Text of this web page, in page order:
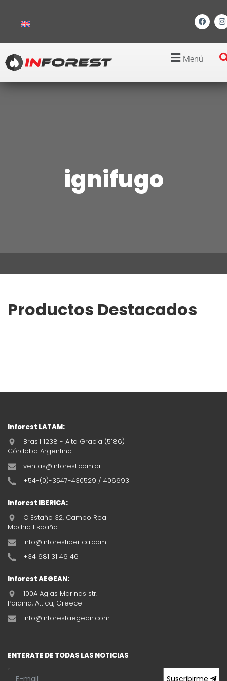
Menú
ignifugo
Productos Destacados
Inforest LATAM:
Brasil 1238 - Alta Gracia (5186)
Córdoba Argentina
ventas@inforest.com.ar
+54-(0)-3547-430529 / 406693
Inforest IBERICA:
C Estaño 32, Campo Real
Madrid España
info@inforestiberica.com
+34 681 31 46 46
Inforest AEGEAN:
100A Agias Marinas str.
Paiania, Attica, Greece
info@inforestaegean.com
ENTERATE DE TODAS LAS NOTICIAS
Suscribirme